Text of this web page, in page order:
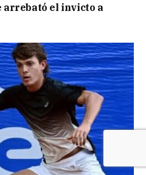
arrebató el invicto a